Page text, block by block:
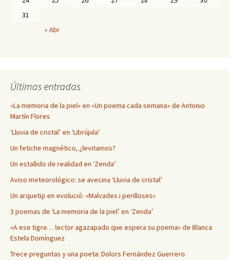
31
« Abr
Últimas entradas
«La memoria de la piel» en «Un poema cada semana» de Antonio
Martín Flores
‘Lluvia de cristal’ en ‘Librújula’
Un fetiche magnético, ¿levitamos?
Un estallido de realidad en ‘Zenda’
Aviso meteorológico: se avecina ‘Lluvia de cristal’
Un arquetip en evolució: «Malvades i perilloses»
3 poemas de ‘La memoria de la piel’ en ‘Zenda’
«A ese tigre… lector agazapado que espera su poema» de Blanca
Estela Domínguez
Trece preguntas y una poeta: Dolors Fernández Guerrero